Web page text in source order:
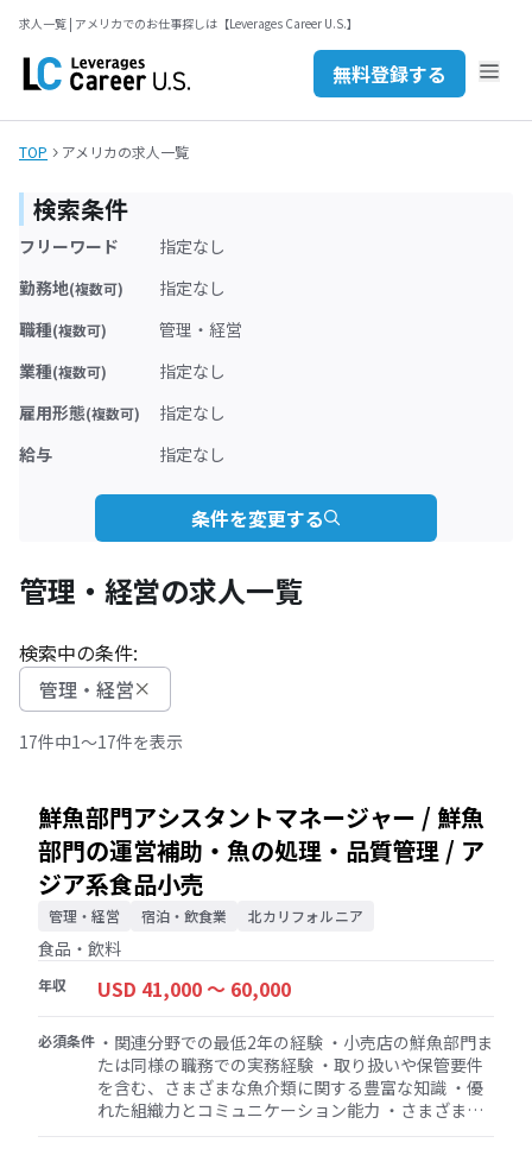
求人一覧 | アメリカでのお仕事探しは【Leverages Career U.S.】
無料登録する
セミナーを探す
お問い合わせ
無料登録する
TOP アメリカの求人一覧
管理・経営の求人一覧
検索中の条件:
管理・経営
17件中1～17件を表示
鮮魚部門アシスタントマネージャー / 鮮魚
部門の運営補助・魚の処理・品質管理 / ア
ジア系食品小売
管理・経営 宿泊・飲食業 北カリフォルニア
食品・飲料
年収 USD 41,000 〜 60,000
必須条件 ・関連分野での最低2年の経験 ・小売店の鮮魚部門ま
たは同様の職務での実務経験 ・取り扱いや保管要件
を含む、さまざまな魚介類に関する豊富な知識 ・優
れた組織力とコミュニケーション能力 ・さまざまな
検索条件
フリーワード
指定なし
勤務地(複数可)
指定なし
職種(複数可)
管理・経営
業種(複数可)
指定なし
雇用形態(複数可)
指定なし
給与
指定なし
条件を変更する